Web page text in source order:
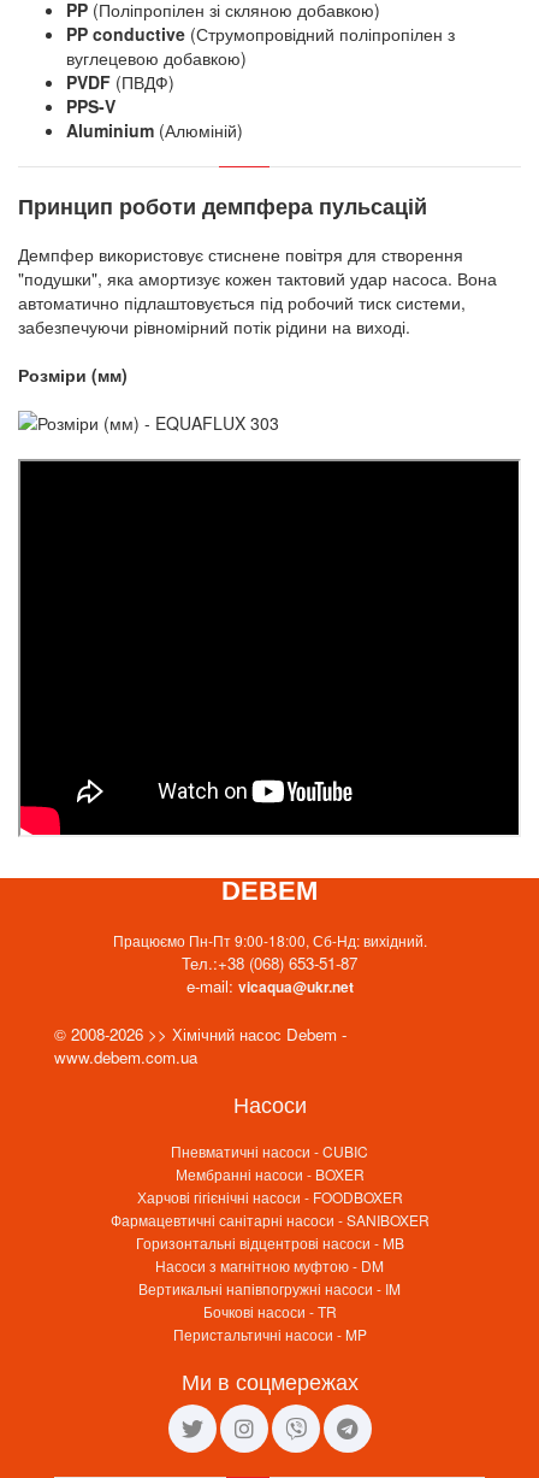
PP (Поліпропілен зі скляною добавкою)
PP conductive (Струмопровідний поліпропілен з
вуглецевою добавкою)
PVDF (ПВДФ)
PPS-V
Aluminium (Алюміній)
Принцип роботи демпфера пульсацій
Демпфер використовує стиснене повітря для створення
"подушки", яка амортизує кожен тактовий удар насоса. Вона
автоматично підлаштовується під робочий тиск системи,
забезпечуючи рівномірний потік рідини на виході.
Розміри (мм)
DEBEM
Працюємо Пн-Пт 9:00-18:00, Сб-Нд: вихідний.
Тел.:+38 (068) 653-51-87
e-mail: vicaqua@ukr.net
© 2008-2026 >> Хімічний насос Debem -
www.debem.com.ua
Насоси
Пневматичні насоси - CUBIC
Мембранні насоси - BOXER
Харчові гігієнічні насоси - FOODBOXER
Фармацевтичні санітарні насоси - SANIBOXER
Горизонтальні відцентрові насоси - MB
Насоси з магнітною муфтою - DM
Вертикальні напівпогружні насоси - IM
Бочкові насоси - TR
Перистальтичні насоси - MP
Ми в соцмережах